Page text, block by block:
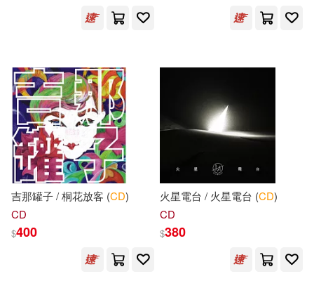
Scholastic(56)
Peter(55)
「天路公考」專家團隊編(55)
劉增利（主編）(55)
滾石(401) 書林(384)
北京理工大學出版社(381)
冶金工業出版社(376)
北京師範大學出版社(369)
可澄音樂(367)
吉那罐子 / 桐花放客 (CD)
CD
$400
火星電台 / 火星電台 (CD)
CD
$380